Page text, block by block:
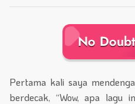
No
Pertama kali saya
berdecak, “Wow, apa lagu